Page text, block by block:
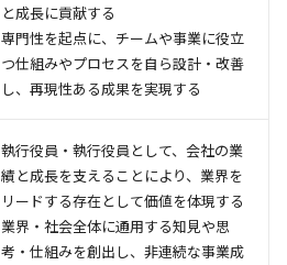
と成長に貢献する
専門性を起点に、チームや事業に役立
つ仕組みやプロセスを自ら設計・改善
し、再現性ある成果を実現する
執行役員・執行役員として、会社の業
績と成長を支えることにより、業界を
リードする存在として価値を体現する
業界・社会全体に通用する知見や思
考・仕組みを創出し、非連続な事業成